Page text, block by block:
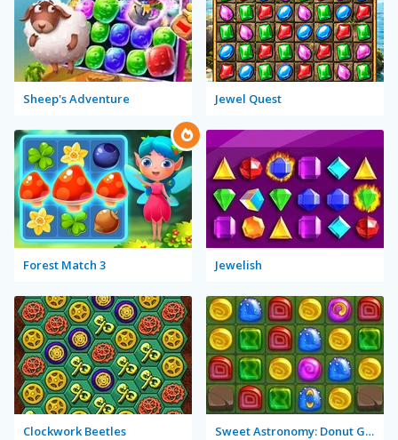
Sheep's Adventure Jewel Quest
Forest Match 3 Jewelish
Clockwork Beetles Sweet Astronomy: Donut Galaxy